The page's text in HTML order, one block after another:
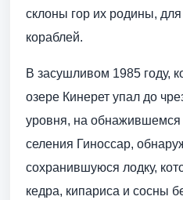
склоны гор их родины,
кораблей.
В засушливом 1985 году,
озере Кинерет упал до
уровня, на обнажившемся
селения Гиноссар,
сохранившуюся лодку,
кедра, кипариса и сосны